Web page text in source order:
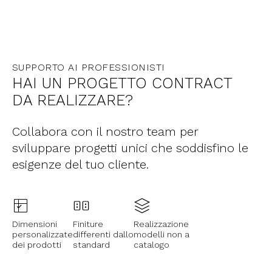
SUPPORTO AI PROFESSIONISTI
HAI UN PROGETTO CONTRACT
DA REALIZZARE?
Collabora con il nostro team per
sviluppare progetti unici che soddisfino le
esigenze del tuo cliente.
Dimensioni
personalizzate
dei prodotti
Finiture
differenti dallo
standard
Realizzazione
modelli non a
catalogo